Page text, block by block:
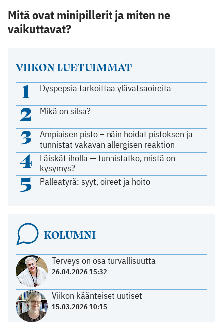
VIIKON LUETUIMMAT
1 Dyspepsia tarkoittaa ylävatsaoireita
2 Mikä on silsa?
3
Ampiaisen pisto – näin hoidat pistoksen ja
tunnistat vakavan allergisen reaktion
4
Läiskät iholla — tunnistatko, mistä on
kysymys?
5 Palleatyrä: syyt, oireet ja hoito
KOLUMNI
Terveys on osa turvallisuutta
26.04.2026 15:32
Viikon käänteiset uutiset
15.03.2026 10:15
Mitä ovat minipillerit ja miten ne
vaikuttavat?